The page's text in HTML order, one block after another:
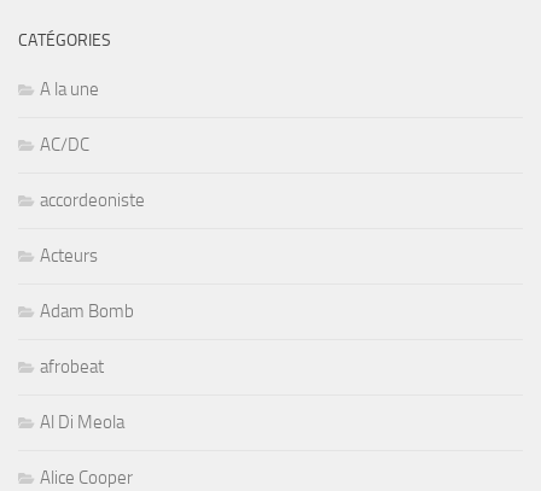
CATÉGORIES
A la une
AC/DC
accordeoniste
Acteurs
Adam Bomb
afrobeat
Al Di Meola
Alice Cooper